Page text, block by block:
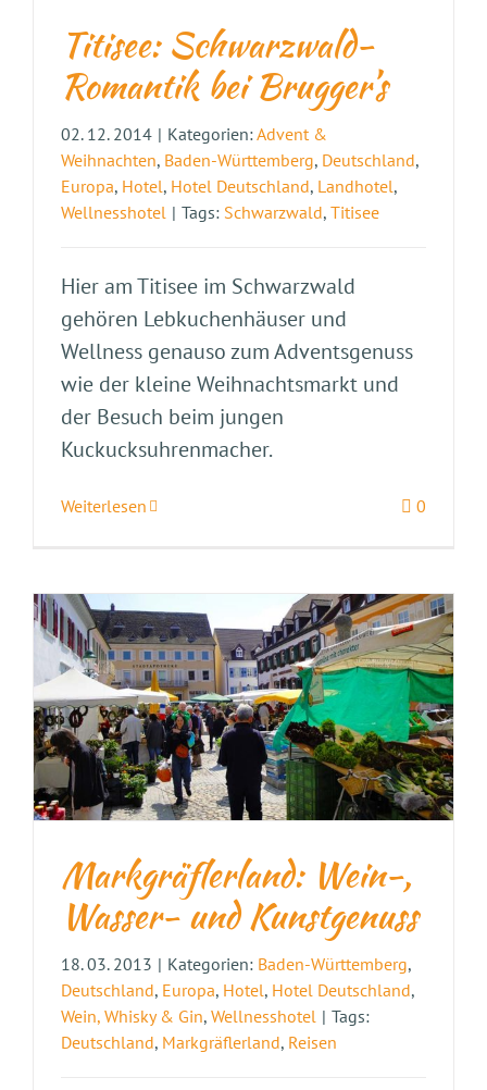
Titisee: Schwarzwald-
Romantik bei Brugger’s
02. 12. 2014 | Kategorien:Advent &
Weihnachten, Baden-Württemberg, Deutschland,
Europa, Hotel, Hotel Deutschland, Landhotel,
Wellnesshotel | Tags: Schwarzwald, Titisee
Hier am Titisee im Schwarzwald
gehören Lebkuchenhäuser und
Wellness genauso zum Adventsgenuss
wie der kleine Weihnachtsmarkt und
der Besuch beim jungen
Kuckucksuhrenmacher.
Weiterlesen 0
Markgräflerland: Wein-,
Wasser- und Kunstgenuss
18. 03. 2013 | Kategorien: Baden-Württemberg,
Deutschland, Europa, Hotel, Hotel Deutschland,
Wein, Whisky & Gin, Wellnesshotel | Tags:
Deutschland, Markgräflerland, Reisen